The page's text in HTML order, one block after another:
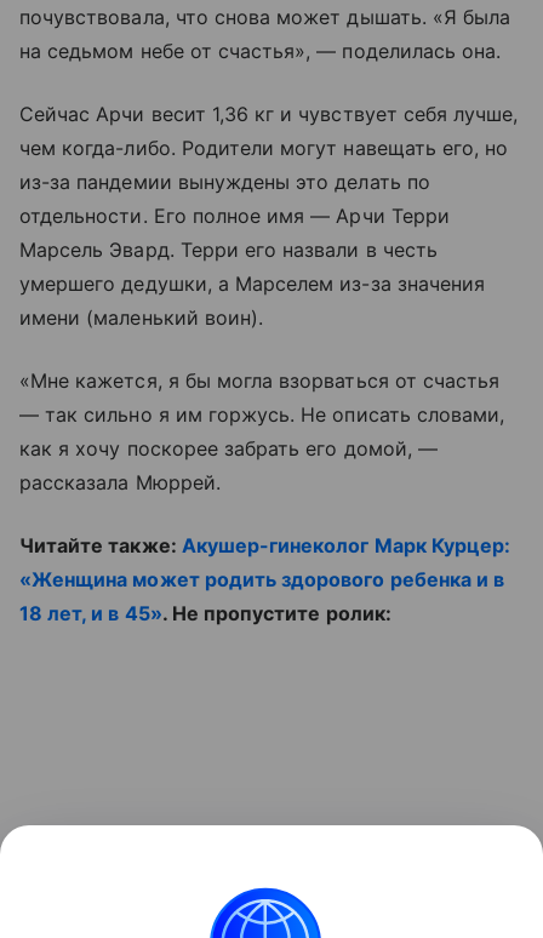
почувствовала, что снова может дышать. «Я была
на седьмом небе от счастья», — поделилась она.
Сейчас Арчи весит 1,36 кг и чувствует себя лучше,
чем когда-либо. Родители могут навещать его, но
из-за пандемии вынуждены это делать по
отдельности. Его полное имя — Арчи Терри
Марсель Эвард. Терри его назвали в честь
умершего дедушки, а Марселем из-за значения
имени (маленький воин).
«Мне кажется, я бы могла взорваться от счастья
— так сильно я им горжусь. Не описать словами,
как я хочу поскорее забрать его домой, —
рассказала Мюррей.
Читайте также: Акушер-гинеколог Марк Курцер:
«Женщина может родить здорового ребенка и в
18 лет, и в 45». Не пропустите ролик: